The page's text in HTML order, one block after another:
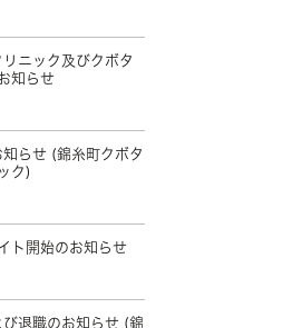
ニック及びクボタ
知らせ
らせ (錦糸町クボタ
ク)
ト開始のお知らせ
退職のお知らせ (錦